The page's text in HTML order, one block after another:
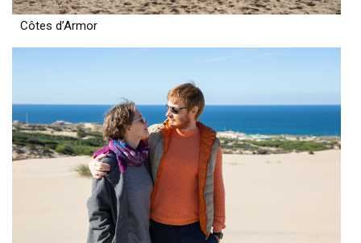
Côtes d’Armor